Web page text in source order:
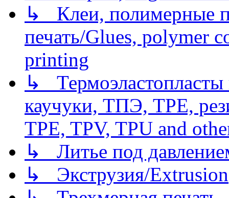
↳ Клеи, полимерные
печать/Glues, polymer
printing
↳
каучуки, ТПЭ, TPE,
TPE, TPV, TPU and
↳ Литье под
↳ Экструзия/Extrusion